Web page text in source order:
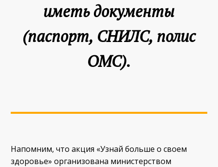
иметь документы
(паспорт, СНИЛС, полис
ОМС).
Напомним, что акция «Узнай больше о своем
здоровье» организована министерством